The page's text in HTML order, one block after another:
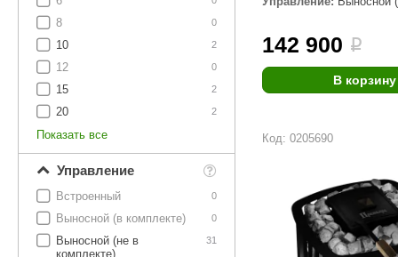
Для дома и дачи
Акции и скидки
Этна
Tikkurila Elcon
TABA MAGNUM
Termomuros
Finn icon Размахайка
0
8
2
10
0
12
2
15
2
20
Показать все
Управление
0
Встроенный
0
Выносной (в комплекте)
31
Выносной (не в
комплекте)
142 900 i
В корзину
Код: 0205690